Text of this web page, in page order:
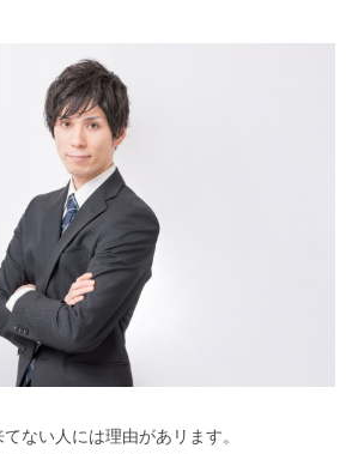
ない人には理由があリます。